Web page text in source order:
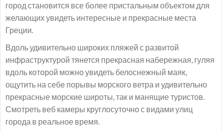
город становится все более пристальным объектом для
желающих увидеть интересные и прекрасные места
Греции.
Вдоль удивительно широких пляжей с развитой
инфраструктурой тянется прекрасная набережная, гуляя
вдоль которой можно увидеть белоснежный маяк,
ощутить на себе порывы морского ветра и удивительно
прекрасные морские широты, так и манящие туристов.
Смотреть веб камеры круглосуточно с видами улиц
города в реальное время.